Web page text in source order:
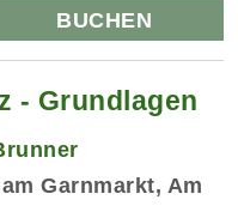
BUCHEN
- Grundlagen
Garnmarkt, Am